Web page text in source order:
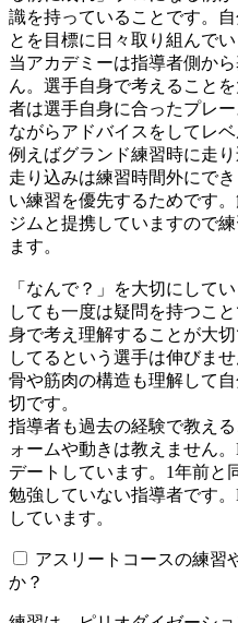
識を持っていることです。
とを目標に日々取り組んでい
当アカデミーは指導者側か
ん。選手自身で考えること
者は選手自身に合ったプレ
ながらアドバイスをしてレ
例えばグランド練習時に走
走り込みは練習時間外にで
い練習を優先するためです
ジムと提携していますので
ます。
「なんで？」を大切にして
しても一度は疑問を持つこ
身で考え理解することが大
してるという選手は伸びま
骨や筋肉の構造も理解して
切です。
指導者も過去の経験で教え
ォームや動きは教えません
デートしています。1年前と
勉強していない指導者です
しています。
アスリートコースの練習
か？